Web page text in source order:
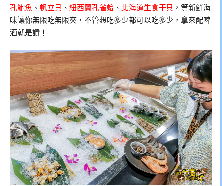
孔鮑魚 、 帆立貝 、 紐西蘭孔雀蛤 、 北海道生食干貝 ，等新鮮海
味讓你無限吃無限夾，不管想吃多少都可以吃多少，拿來配啤
酒就是讚！